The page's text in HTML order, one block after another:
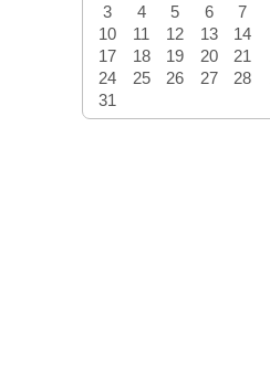
3
4 5 6 7
10
11 12 13 14
17
18 19 20 21
24
25 26 27 28
31